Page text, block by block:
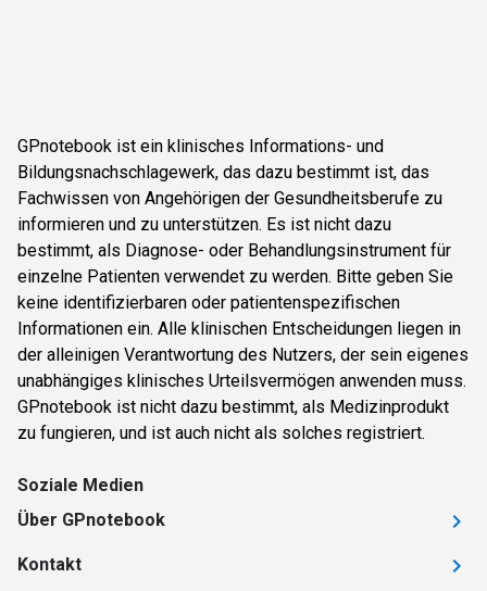
GPnotebook ist ein klinisches Informations- und
Bildungsnachschlagewerk, das dazu bestimmt ist, das
Fachwissen von Angehörigen der Gesundheitsberufe zu
informieren und zu unterstützen. Es ist nicht dazu
bestimmt, als Diagnose- oder Behandlungsinstrument für
einzelne Patienten verwendet zu werden. Bitte geben Sie
keine identifizierbaren oder patientenspezifischen
Informationen ein. Alle klinischen Entscheidungen liegen in
der alleinigen Verantwortung des Nutzers, der sein eigenes
unabhängiges klinisches Urteilsvermögen anwenden muss.
GPnotebook ist nicht dazu bestimmt, als Medizinprodukt
zu fungieren, und ist auch nicht als solches registriert.
Soziale Medien
Über GPnotebook
Kontakt